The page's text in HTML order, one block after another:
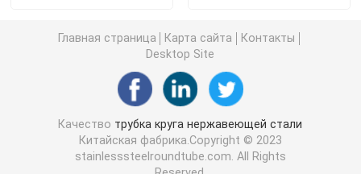
Катушка легированной стали
Гальванизированная стальная катушка
Гальванизированная стальная пластина
Главная страница Карта сайта
Контакты
Desktop Site
Качество трубка круга нержавеющей стали
Китайская фабрика.Copyright © 2023
stainlesssteelroundtube.com. All Rights